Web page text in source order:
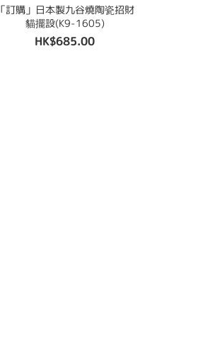
「訂購」日本製九谷燒陶瓷招財
貓擺設(K9-1605)
HK$685.00